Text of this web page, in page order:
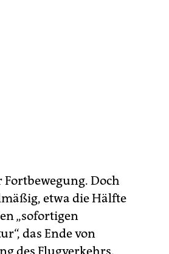
Doch
etwa die Hälfte
„sofortigen
das Ende von
des Flugverkehrs.